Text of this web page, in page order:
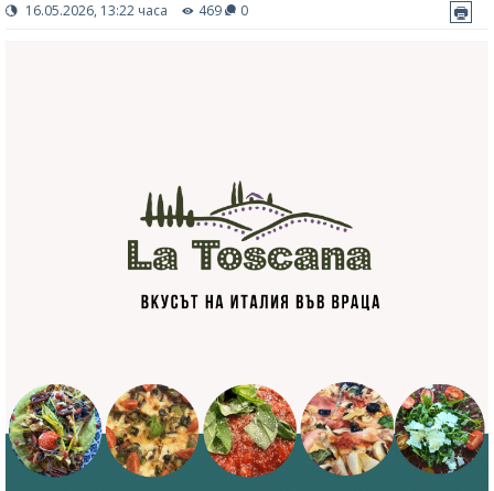
16.05.2026, 13:22 часа 469 0